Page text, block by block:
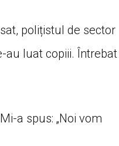
polițistul de sector
au luat copiii. Întrebat
a spus: „Noi vom